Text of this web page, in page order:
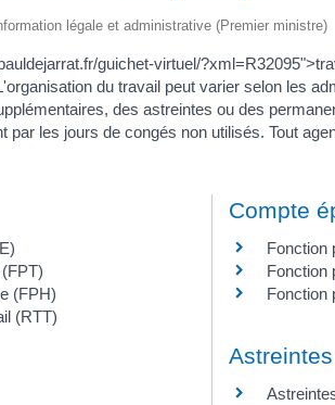
légale et administrative (Premier ministre)
guichet-virtuel/
du travail peut varier selon les
des astreintes ou des
les jours de congés non utilisés. Tout
(FPH)
(RTT)
Compte
Fonction
Fonction
Fonction